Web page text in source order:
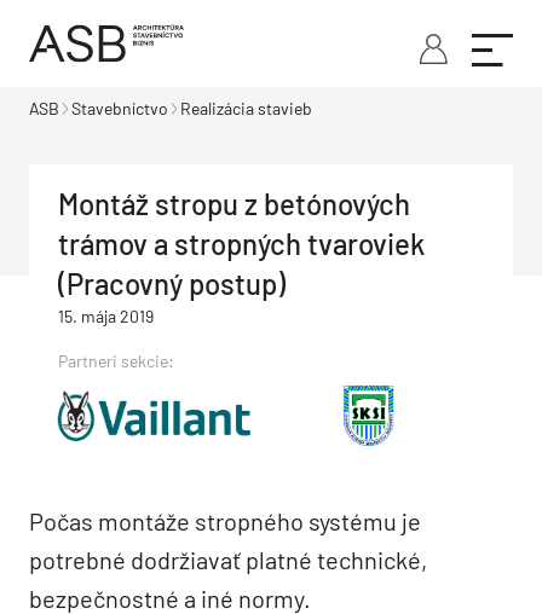
ASB Stavebníctvo Realizácia stavieb
Montáž stropu z betónových
trámov a stropných tvaroviek
(Pracovný postup)
15. mája 2019
Partneri sekcie:
Počas montáže stropného systému je
potrebné dodržiavať platné technické,
bezpečnostné a iné normy.